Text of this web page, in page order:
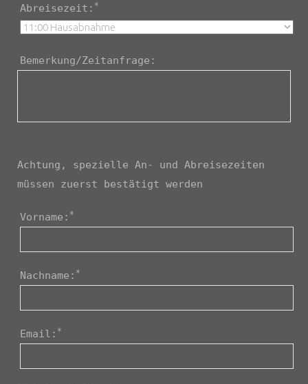
Abreisezeit: *
Bemerkung/Zeitanfrage:
Achtung, spezielle An- und Abreisezeiten
müssen zuerst bestätigt werden
Vorname: *
Nachname: *
Email: *